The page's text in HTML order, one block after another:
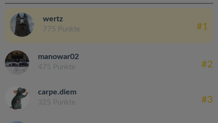
wertz
775 Punkte #1
manowar02
475 Punkte #2
carpe.diem
325 Punkte #3